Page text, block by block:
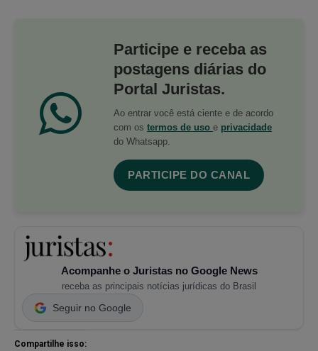
Participe e receba as
postagens diárias do
Portal Juristas.
Ao entrar você está ciente e de acordo
com os termos de uso e privacidade
do Whatsapp.
PARTICIPE DO CANAL
Acompanhe o Juristas no Google News
receba as principais notícias jurídicas do Brasil
Seguir no Google
Compartilhe isso: